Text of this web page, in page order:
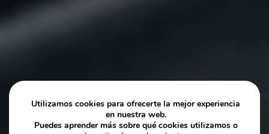
Utilizamos cookies para ofrecerte la mejor experiencia
en nuestra web.
Puedes aprender más sobre qué cookies utilizamos o